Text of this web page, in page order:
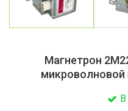
Магнетрон
микроволновой